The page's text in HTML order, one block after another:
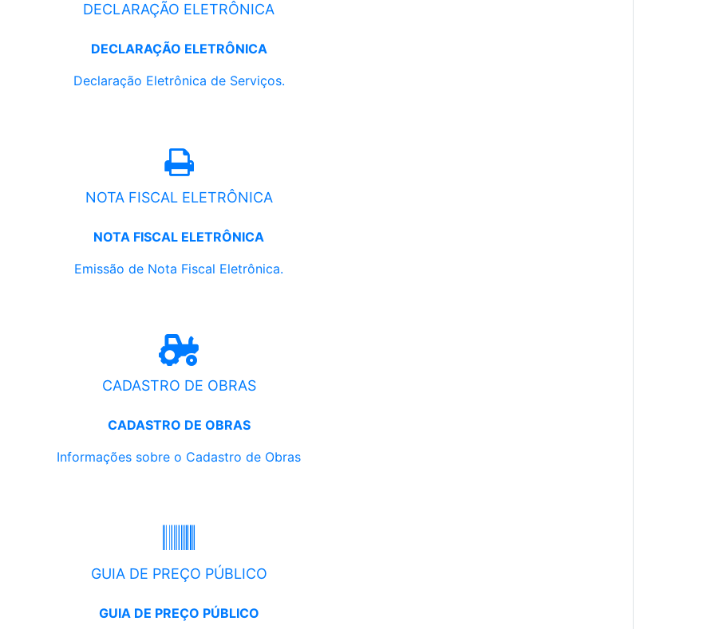
DECLARAÇÃO ELETRÔNICA
DECLARAÇÃO ELETRÔNICA
Declaração Eletrônica de Serviços.
NOTA FISCAL ELETRÔNICA
NOTA FISCAL ELETRÔNICA
Emissão de Nota Fiscal Eletrônica.
CADASTRO DE OBRAS
CADASTRO DE OBRAS
Informações sobre o Cadastro de Obras
GUIA DE PREÇO PÚBLICO
GUIA DE PREÇO PÚBLICO